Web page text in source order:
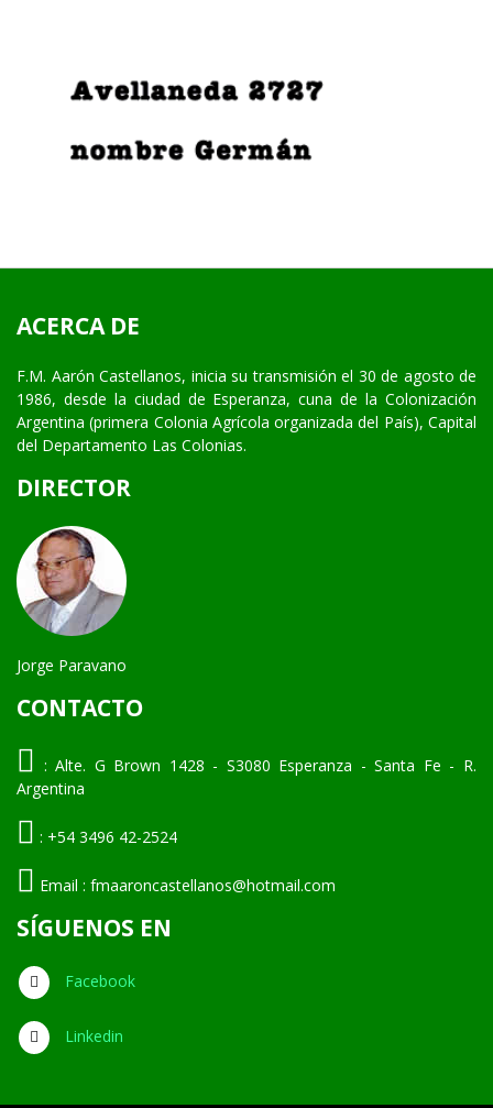
ACERCA DE
F.M. Aarón Castellanos, inicia su transmisión el 30 de agosto de
1986, desde la ciudad de Esperanza, cuna de la Colonización
Argentina (primera Colonia Agrícola organizada del País), Capital
del Departamento Las Colonias.
DIRECTOR
Jorge Paravano
CONTACTO
: Alte. G Brown 1428 - S3080 Esperanza - Santa Fe - R.
Argentina
: +54 3496 42-2524
Email : fmaaroncastellanos@hotmail.com
SÍGUENOS EN
Facebook
Linkedin